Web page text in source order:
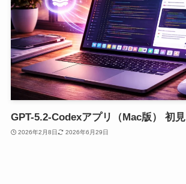
GPT-5.2-Codexアプリ（Mac版） 初見
2026年2月8日 2026年6月29日